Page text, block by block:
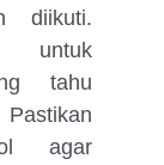
diikuti.
untuk
tahu
agar